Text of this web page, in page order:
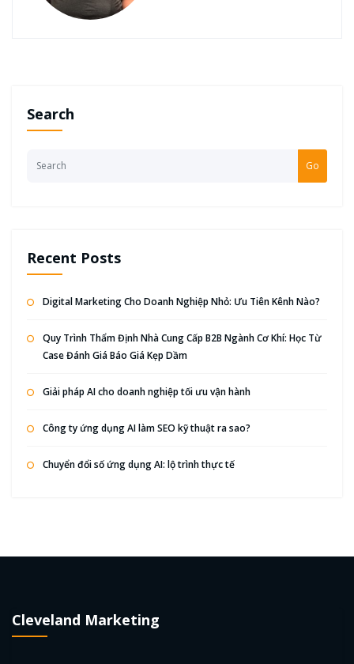
Search
Go
Recent Posts
Digital Marketing Cho Doanh Nghiệp Nhỏ: Ưu Tiên Kênh Nào?
Quy Trình Thẩm Định Nhà Cung Cấp B2B Ngành Cơ Khí: Học Từ
Case Đánh Giá Báo Giá Kẹp Dầm
Giải pháp AI cho doanh nghiệp tối ưu vận hành
Công ty ứng dụng AI làm SEO kỹ thuật ra sao?
Chuyển đổi số ứng dụng AI: lộ trình thực tế
Cleveland Marketing